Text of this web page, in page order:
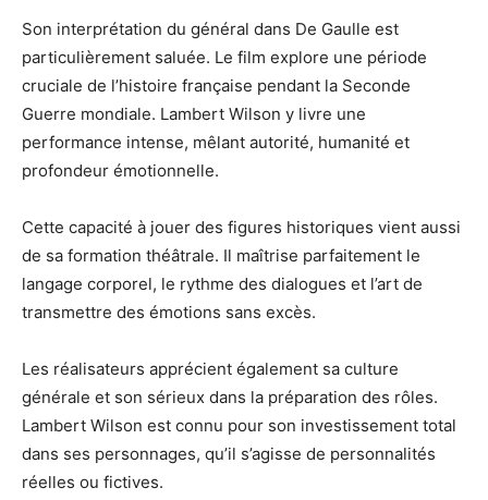
Son interprétation du général dans De Gaulle est
particulièrement saluée. Le film explore une période
cruciale de l’histoire française pendant la Seconde
Guerre mondiale. Lambert Wilson y livre une
performance intense, mêlant autorité, humanité et
profondeur émotionnelle.
Cette capacité à jouer des figures historiques vient aussi
de sa formation théâtrale. Il maîtrise parfaitement le
langage corporel, le rythme des dialogues et l’art de
transmettre des émotions sans excès.
Les réalisateurs apprécient également sa culture
générale et son sérieux dans la préparation des rôles.
Lambert Wilson est connu pour son investissement total
dans ses personnages, qu’il s’agisse de personnalités
réelles ou fictives.